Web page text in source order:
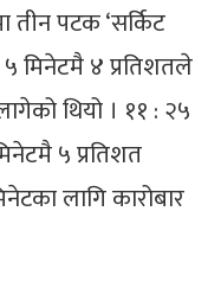
तीन पटक ‘सर्किट
मिनेटमै ४ प्रतिशतले
थियो । ११ : २५
५ प्रतिशत
लागि कारोबार